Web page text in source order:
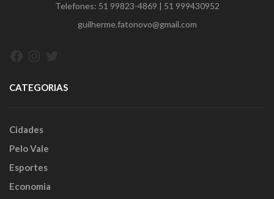
Telefones: 51 99823-4869 | 51 999430952
guilherme.fatonovo@gmail.com
CATEGORIAS
Cidades
Pelo Vale
Esportes
Economia